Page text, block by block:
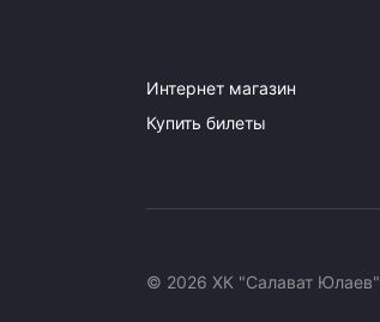
Интернет магазин
Купить билеты
© 2026 ХК "Салават Юлаев"